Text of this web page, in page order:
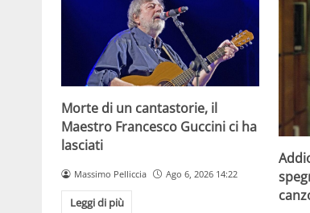
Morte di un cantastorie, il
Maestro Francesco Guccini ci ha
lasciati
Massimo Pelliccia Ago 6, 2026 14:22
Leggi di più